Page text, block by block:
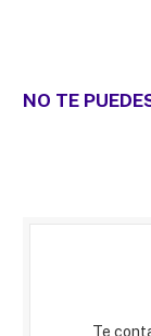
NO TE
Te